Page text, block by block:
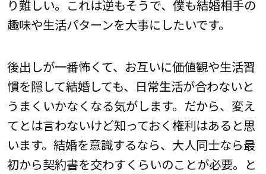
り難しい。これは逆もそうで、僕も結婚相手の
趣味や生活パターンを大事にしたいです。
後出しが一番怖くて、お互いに価値観や生活習
慣を隠して結婚しても、日常生活が合わないと
うまくいかなくなる気がします。だから、変え
てとは言わないけど知っておく権利はあると思
います。結婚を意識するなら、大人同士なら最
初から契約書を交わすくらいのことが必要。と